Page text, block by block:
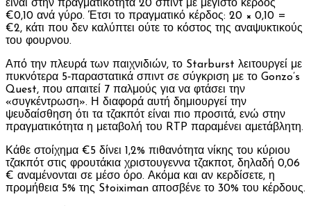
είναι στην πραγματικότητα 20 σπιντ με μέγιστο κέρδος
€0,10 ανά γύρο. Έτσι το πραγματικό κέρδος: 20 × 0,10 =
€2, κάτι που δεν καλύπτει ούτε το κόστος της αναψυκτικούς
του φουρνου.
Από την πλευρά των παιχνιδιών, το Starburst λειτουργεί με
πυκνότερα 5‑παραστατικά σπιντ σε σύγκριση με το Gonzo’s
Quest, που απαιτεί 7 παλμούς για να φτάσει την
«συγκέντρωση». Η διαφορά αυτή δημιουργεί την
ψευδαίσθηση ότι τα τζακπότ είναι πιο προσιτά, ενώ στην
πραγματικότητα η μεταβολή του RTP παραμένει αμετάβλητη.
Κάθε στοίχημα €5 δίνει 1,2% πιθανότητα νίκης του κύριου
τζακπότ στις φρουτάκια χριστουγεννα τζακποτ, δηλαδή 0,06
€ αναμένονται σε μέσο όρο. Ακόμα και αν κερδίσετε, η
προμήθεια 5% της Stoiximan αποσβένε το 30% του κέρδους.